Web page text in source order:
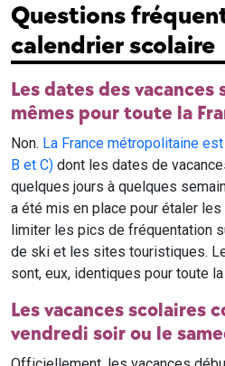
Questions
calendrier scolaire
Les dates des vacances
mêmes pour toute la
Non. La France métropolitaine
B et C) dont les dates de
quelques jours à quelques
a été mis en place pour étaler
limiter les pics de fréquentation
de ski et les sites touristiques.
sont, eux, identiques pour toute la
Les vacances scolaires
vendredi soir ou le